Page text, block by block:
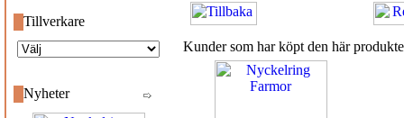
Tillverkare
Nyheter
Kunder som har köpt den här